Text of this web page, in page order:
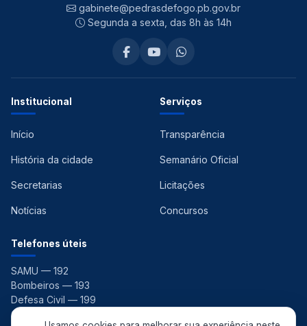
gabinete@pedrasdefogo.pb.gov.br
Segunda a sexta, das 8h às 14h
Institucional
Início
História da cidade
Secretarias
Notícias
Serviços
Transparência
Semanário Oficial
Licitações
Concursos
Telefones úteis
SAMU — 192
Bombeiros — 193
Defesa Civil — 199
Ouvidoria — 156